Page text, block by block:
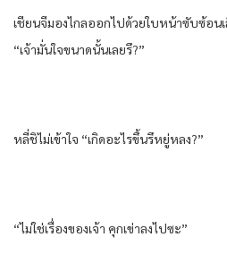
เชียนจีมองไกลออกไปด้วยใบหน้าซับซ้อน
“เจ้ามั่นใจขนาดนั้นเลยรึ?”
หลี่ชิไม่เข้าใจ “เกิดอะไรขึ้นรึหยู่หลง?”
“ไม่ใช่เรื่องของเจ้า คุกเข่าลงไปซะ”